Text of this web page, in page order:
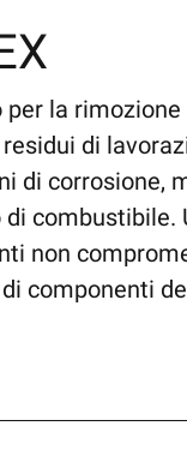
la
di
di corrosione,
non
componenti